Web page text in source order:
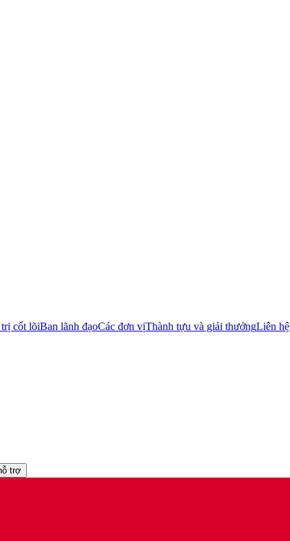
cốt lõiBan lãnh đạoCác đơn vịThành tựu và giải thưởngLiên hệ
trợ